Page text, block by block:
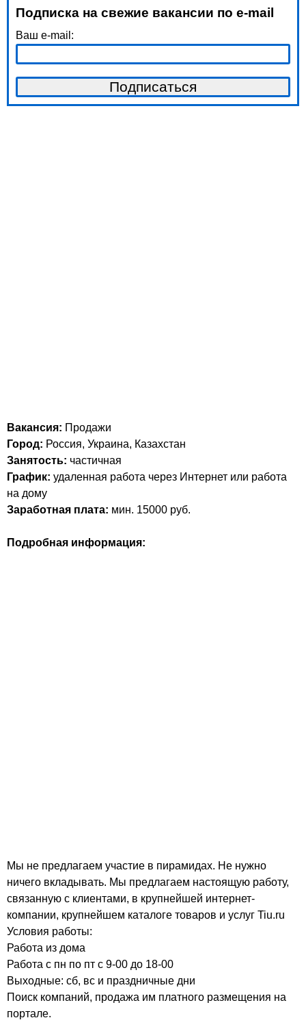
Подписка на свежие вакансии по e-mail
Ваш e-mail:
Вакансия: Продажи
Город: Россия, Украина, Казахстан
Занятость: частичная
График: удаленная работа через Интернет или работа
на дому
Заработная плата: мин. 15000 руб.
Подробная информация:
Мы не предлагаем участие в пирамидах. Не нужно
ничего вкладывать. Мы предлагаем настоящую работу,
связанную с клиентами, в крупнейшей интернет-
компании, крупнейшем каталоге товаров и услуг Tiu.ru
Условия работы:
Работа из дома
Работа с пн по пт с 9-00 до 18-00
Выходные: сб, вс и праздничные дни
Поиск компаний, продажа им платного размещения на
портале.